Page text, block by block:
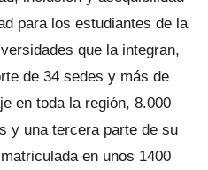
para los estudiantes de la
que la integran,
de 34 sedes y más de
en toda la región, 8.000
y una tercera parte de su
en unos 1400